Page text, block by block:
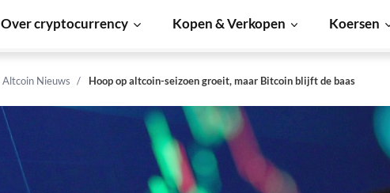
Over cryptocurrency Kopen & Verkopen Koersen
Altcoin Nieuws Hoop op altcoin-seizoen groeit, maar Bitcoin blijft de baas